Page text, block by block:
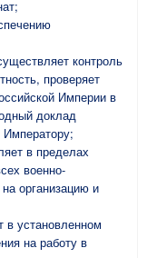
контроль
проверяет
Империи в
доклад
в пределах
военно-
организацию и
в установленном
на работу в